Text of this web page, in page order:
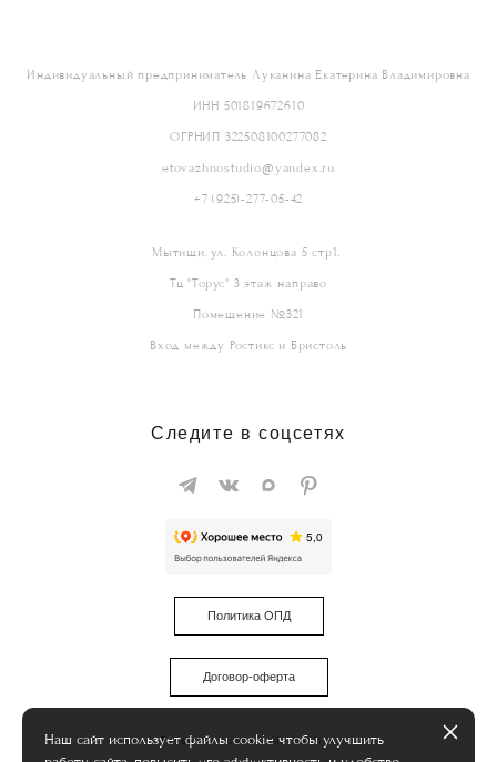
Индивидуальный предприниматель Луканина Екатерина Владимировна
ИНН 501819672610
ОГРНИП 322508100277082
etovazhnostudio@yandex.ru
+7 (925)-277-05-42
Мытищи, ул. Колонцова 5 стр1.
Тц "Торус" 3 этаж направо
Помещение №321
Вход между Ростикс и Бристоль
Следите в соцсетях
Политика ОПД
Договор-оферта
Развитие сайта -MediaMint
Наш сайт использует файлы cookie чтобы улучшить